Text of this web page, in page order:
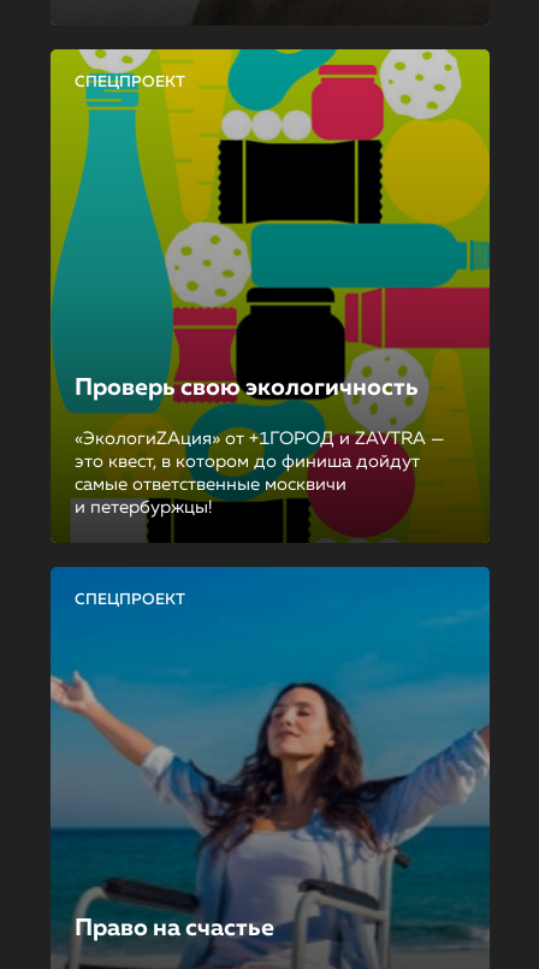
СПЕЦПРОЕКТ
Проверь свою экологичность
«ЭкологиZAция» от +1ГОРОД и ZAVTRA —
это квест, в котором до финиша дойдут
самые ответственные москвичи
и петербуржцы!
СПЕЦПРОЕКТ
Право на счастье